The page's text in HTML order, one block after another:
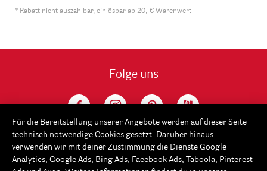
* Rabatt nicht auszahlbar, einlösbar ab 20,-€ Warenwert
Folge uns
Für die Bereitstellung unserer Angebote werden auf dieser Seite
technisch notwendige Cookies gesetzt. Darüber hinaus
verwenden wir mit deiner Zustimmung die Dienste Google
Analytics, Google Ads, Bing Ads, Facebook Ads, Taboola, Pinterest